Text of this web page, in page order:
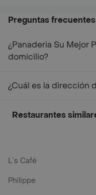
Preguntas frecuentes
¿Panaderia Su Mejor
domicilio?
¿Cuál es la dirección
Restaurantes
L´s Café
Philippe